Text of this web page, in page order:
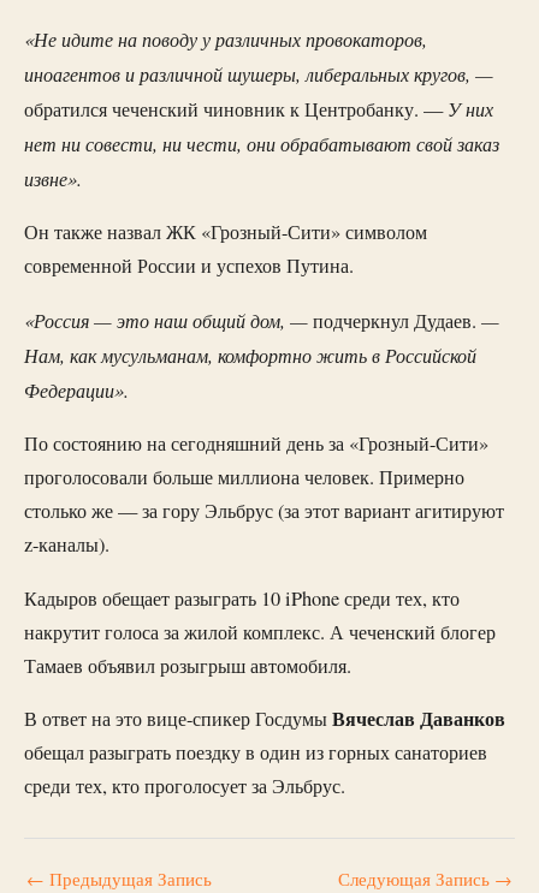
«Не идите на поводу у различных провокаторов,
иноагентов и различной шушеры, либеральных кругов, —
обратился чеченский чиновник к Центробанку. —У них
нет ни совести, ни чести, они обрабатывают свой заказ
извне».
Он также назвал ЖК «Грозный-Сити» символом
современной России и успехов Путина.
«Россия — это наш общий дом, —подчеркнул Дудаев. —
Нам, как мусульманам, комфортно жить в Российской
Федерации».
По состоянию на сегодняшний день за «Грозный-Сити»
проголосовали больше миллиона человек. Примерно
столько же — за гору Эльбрус (за этот вариант агитируют
z-каналы).
Кадыров обещает разыграть 10 iPhone среди тех, кто
накрутит голоса за жилой комплекс. А чеченский блогер
Тамаев объявил розыгрыш автомобиля.
В ответ на это вице-спикер ГосдумыВячеслав Даванков
обещал разыграть поездку в один из горных санаториев
среди тех, кто проголосует за Эльбрус.
← Предыдущая Запись Следующая Запись →